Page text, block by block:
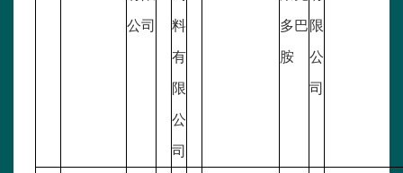
公司
料
有
限
公
司
多巴
胺
限
公
司